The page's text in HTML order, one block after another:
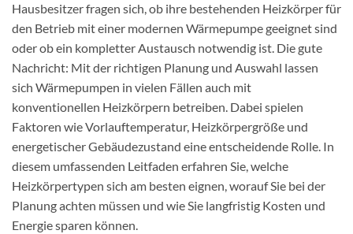
Hausbesitzer fragen sich, ob ihre bestehenden Heizkörper für
den Betrieb mit einer modernen Wärmepumpe geeignet sind
oder ob ein kompletter Austausch notwendig ist. Die gute
Nachricht: Mit der richtigen Planung und Auswahl lassen
sich Wärmepumpen in vielen Fällen auch mit
konventionellen Heizkörpern betreiben. Dabei spielen
Faktoren wie Vorlauftemperatur, Heizkörpergröße und
energetischer Gebäudezustand eine entscheidende Rolle. In
diesem umfassenden Leitfaden erfahren Sie, welche
Heizkörpertypen sich am besten eignen, worauf Sie bei der
Planung achten müssen und wie Sie langfristig Kosten und
Energie sparen können.